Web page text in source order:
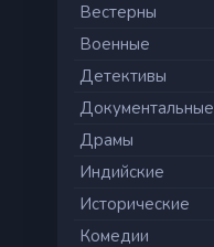
Вестерны
Военные
Детективы
Документальные
Драмы
Индийские
Исторические
Комедии